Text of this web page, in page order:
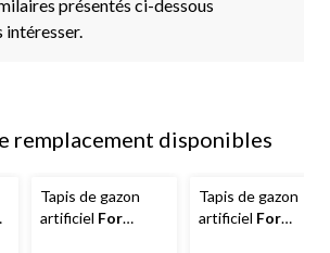
présentés ci-dessous
remplacement disponibles
Tapis de gazon
artificiel For
Tapis de gazon
artificiel For